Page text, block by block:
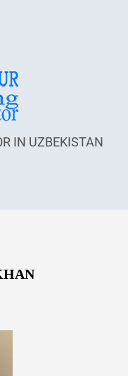
IN UZBEKISTAN